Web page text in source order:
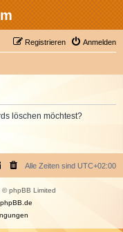
Anmelden
Registrieren
löschen möchtest?
Alle Zeiten sind UTC+02:00
© phpBB Limited
phpBB.de